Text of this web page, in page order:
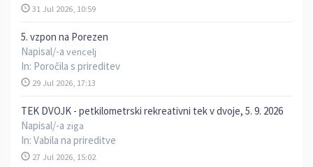
31 Jul 2026, 10:59
5. vzpon na Porezen
Napisal/-a vencelj
In: Poročila s prireditev
29 Jul 2026, 17:13
TEK DVOJK - petkilometrski rekreativni tek v dvoje, 5. 9. 2026
Napisal/-a ziga
In: Vabila na prireditve
27 Jul 2026, 15:02